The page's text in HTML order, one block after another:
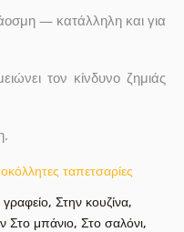
— κατάλληλη και για
τον κίνδυνο ζημιάς
ταπετσαρίες
, Στην κουζίνα,
Στο μπάνιο, Στο σαλόνι,